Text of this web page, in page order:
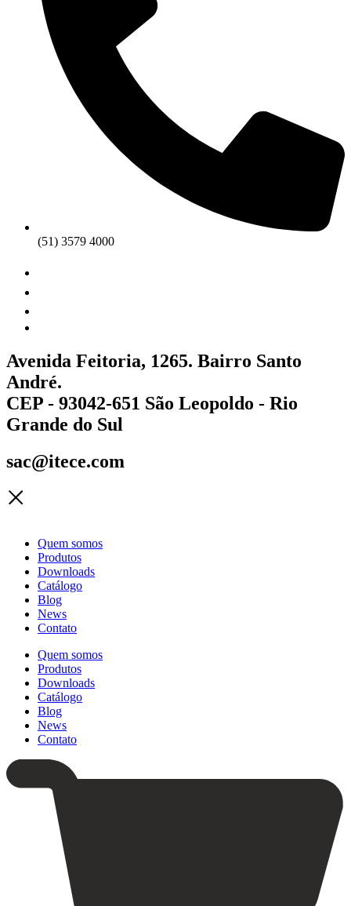
(51) 3579 4000
Avenida Feitoria, 1265. Bairro Santo
André.
CEP - 93042-651 São Leopoldo - Rio
Grande do Sul
sac@itece.com
Quem somos
Produtos
Downloads
Catálogo
Blog
News
Contato
Quem somos
Produtos
Downloads
Catálogo
Blog
News
Contato